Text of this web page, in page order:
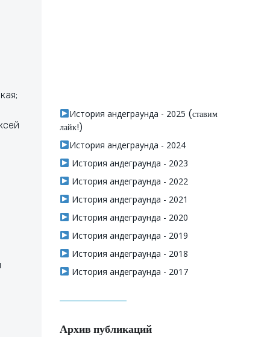
История андеграунда - 2025 (ставим
лайк!)
История андеграунда - 2024
История андеграунда - 2023
История андеграунда - 2022
История андеграунда - 2021
История андеграунда - 2020
История андеграунда - 2019
История андеграунда - 2018
История андеграунда - 2017
Архив публикаций